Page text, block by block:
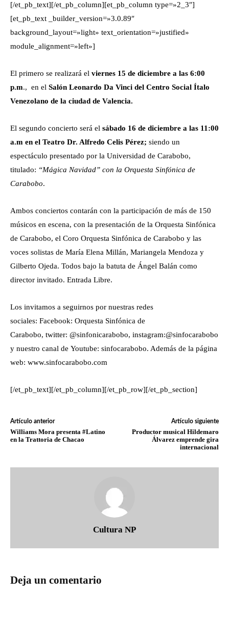
[/et_pb_text][/et_pb_column][et_pb_column type=»2_3″]
[et_pb_text _builder_version=»3.0.89″
background_layout=»light» text_orientation=»justified»
module_alignment=»left»]
El primero se realizará el viernes 15 de diciembre a las 6:00
p.m., en el Salón Leonardo Da Vinci del Centro Social Ítalo
Venezolano de la ciudad de Valencia.
El segundo concierto será el sábado 16 de diciembre a las 11:00
a.m en el Teatro Dr. Alfredo Celis Pérez; siendo un
espectáculo presentado por la Universidad de Carabobo,
titulado: “Mágica Navidad” con la Orquesta Sinfónica de
Carabobo.
Ambos conciertos contarán con la participación de más de 150
músicos en escena, con la presentación de la Orquesta Sinfónica
de Carabobo, el Coro Orquesta Sinfónica de Carabobo y las
voces solistas de María Elena Millán, Mariangela Mendoza y
Gilberto Ojeda. Todos bajo la batuta de Ángel Balán como
director invitado. Entrada Libre.
Los invitamos a seguirnos por nuestras redes
sociales: Facebook: Orquesta Sinfónica de
Carabobo, twitter: @sinfonicarabobo, instagram:@sinfocarabobo
y nuestro canal de Youtube: sinfocarabobo. Además de la página
web: www.sinfocarabobo.com
[/et_pb_text][/et_pb_column][/et_pb_row][/et_pb_section]
Artículo anterior
Williams Mora presenta #Latino
en la Trattoria de Chacao
Artículo siguiente
Productor musical Hildemaro
Álvarez emprende gira
internacional
Cultura NP
Deja un comentario